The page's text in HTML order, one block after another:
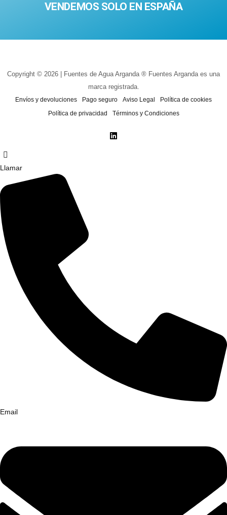
VENDEMOS SOLO EN ESPAÑA
Copyright © 2026 | Fuentes de Agua Arganda ® Fuentes Arganda es una
marca registrada.
Envíos y devoluciones Pago seguro Aviso Legal
Política de cookies
Política de privacidad
Términos y Condiciones
Llamar
Email